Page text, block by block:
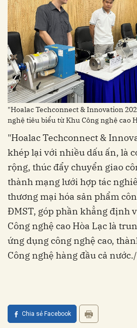
"Hoalac Techconnect & Innovation
nghệ tiêu biểu từ Khu Công nghệ cao
"Hoalac Techconnect &
khép lại với nhiều dấu ấn, là
rộng, thúc đẩy chuyển giao
thành mạng lưới hợp tác
thương mại hóa sản phẩm
ĐMST, góp phần khẳng định
Công nghệ cao Hòa Lạc là
ứng dụng công nghệ cao,
Công nghệ hàng đầu cả
Chia sẻ Facebook